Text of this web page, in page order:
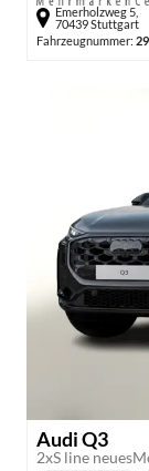
Emerholzweg 5,
70439 Stuttgart
Fahrzeugnummer:
Audi Q3
2xS line